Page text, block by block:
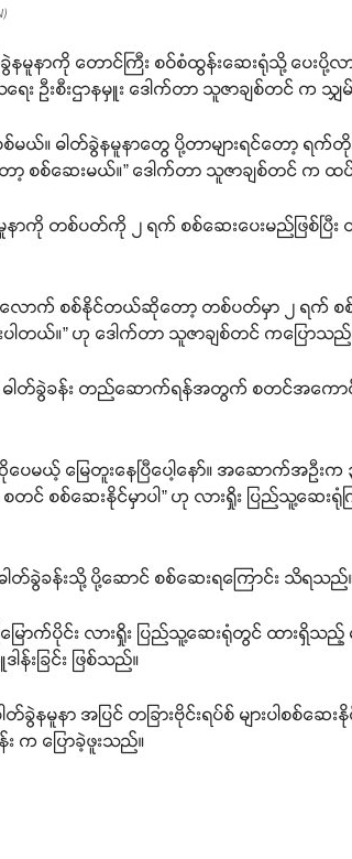
ခွဲနမူနာကို တောင်ကြီး စဝ်စံထွန်းဆေးရုံသို့ ပေးပို့
ရေး ဦးစီးဌာနမှူး ဒေါက်တာ သူဇာချစ်တင် က
မယ်။ ဓါတ်ခွဲနမူနာတွေ ပို့တာများရင်တော့ ရ
ာ့ စစ်ဆေးမယ်။” ဒေါက်တာ သူဇာချစ်တင် က ထ
ကို တစ်ပတ်ကို ၂ ရက် စစ်ဆေးပေးမည်ဖြစ်ပြီး တ
၀) လောက် စစ်နိုင်တယ်ဆိုတော့ တစ်ပတ်မှာ ၂ ရက်
။” ဟု ဒေါက်တာ သူဇာချစ်တင် ကပြောသည်
း ဓါတ်ခွဲခန်း တည်ဆောက်ရန်အတွက် စတင်အကောင်
ဆိုပေမယ့် မြေတူးနေပြီပေါ့နော်။ အဆောက်အဦ
င် စစ်ဆေးနိုင်မှာပါ” ဟု လားရှိုး ပြည်သူ့ဆေးရုံ
ဓါတ်ခွဲခန်းသို့ ပို့ဆောင် စစ်ဆေးရကြောင်း သိရသည်
ည်မြောက်ပိုင်း လားရှိုး ပြည်သူ့ဆေးရုံတွင် ထာ
းခြင်း ဖြစ်သည်။
မူနာ အပြင် တခြားဗိုင်းရပ်စ် များပါစစ်ဆေး
က ပြောခဲ့ဖူးသည်။